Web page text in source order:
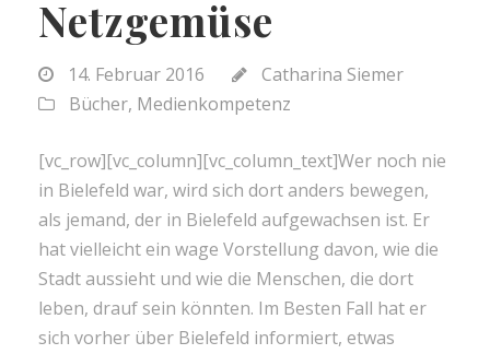
Netzgemüse
14. Februar 2016
Catharina Siemer
Bücher, Medienkompetenz
[vc_row][vc_column][vc_column_text]Wer noch nie
in Bielefeld war, wird sich dort anders bewegen,
als jemand, der in Bielefeld aufgewachsen ist. Er
hat vielleicht ein wage Vorstellung davon, wie die
Stadt aussieht und wie die Menschen, die dort
leben, drauf sein könnten. Im Besten Fall hat er
sich vorher über Bielefeld informiert, etwas